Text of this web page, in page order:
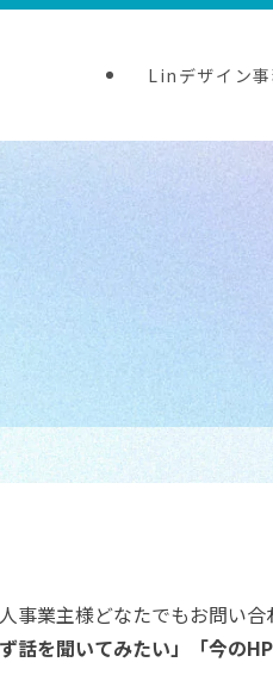
Linデザイン
事業主様どなたでもお問い
ず話を聞いてみたい」「今の